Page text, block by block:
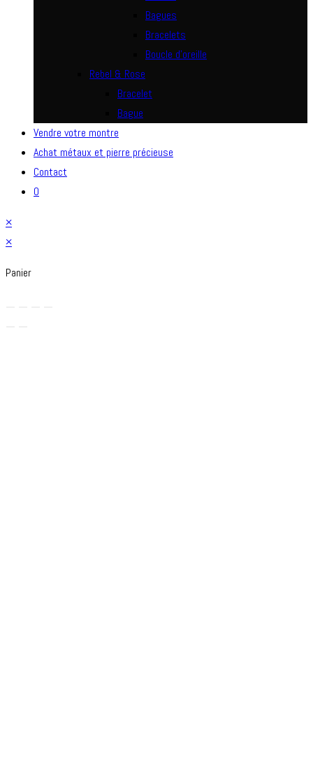
Bagues
Bracelets
Boucle d’oreille
Rebel & Rose
Bracelet
Bague
Vendre votre montre
Achat métaux et pierre précieuse
Contact
0
×
×
Panier